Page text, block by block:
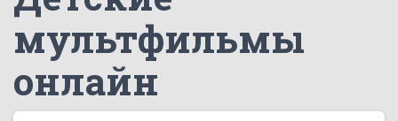
мультфильмы
онлайн